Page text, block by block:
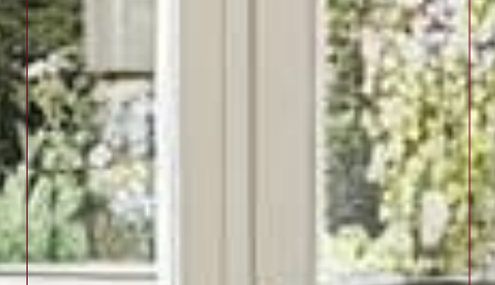
Pour une étude personnalisée ou toute information
sur nos services, contactez
Avenir & Patrimoine
au04 90 55 73 20 contact@ggap.fr,
ou directement à notre cabinet situé51 rue
Massenet, 13300 Salon-de-Provence.
Gilberte GODOY